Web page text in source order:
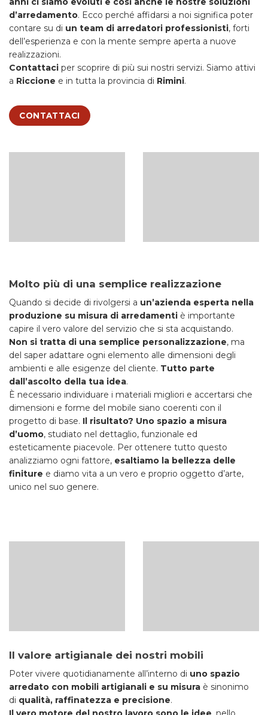
d’arredamento. Ecco perché affidarsi a noi significa poter
contare su di un team di arredatori professionisti, forti
dell’esperienza e con la mente sempre aperta a nuove
realizzazioni.
Contattaci per scoprire di più sui nostri servizi. Siamo attivi
a Riccione e in tutta la provincia di Rimini.
CONTATTACI
Molto più di una semplice realizzazione
Quando si decide di rivolgersi a un’azienda esperta nella
produzione su misura di arredamenti è importante
capire il vero valore del servizio che si sta acquistando.
Non si tratta di una semplice personalizzazione, ma
del saper adattare ogni elemento alle dimensioni degli
ambienti e alle esigenze del cliente. Tutto parte
dall’ascolto della tua idea.
È necessario individuare i materiali migliori e accertarsi che
dimensioni e forme del mobile siano coerenti con il
progetto di base. Il risultato? Uno spazio a misura
d’uomo, studiato nel dettaglio, funzionale ed
esteticamente piacevole. Per ottenere tutto questo
analizziamo ogni fattore, esaltiamo la bellezza delle
finiture e diamo vita a un vero e proprio oggetto d’arte,
unico nel suo genere.
Il valore artigianale dei nostri mobili
Poter vivere quotidianamente all’interno di uno spazio
arredato con mobili artigianali e su misura è sinonimo
di qualità, raffinatezza e precisione.